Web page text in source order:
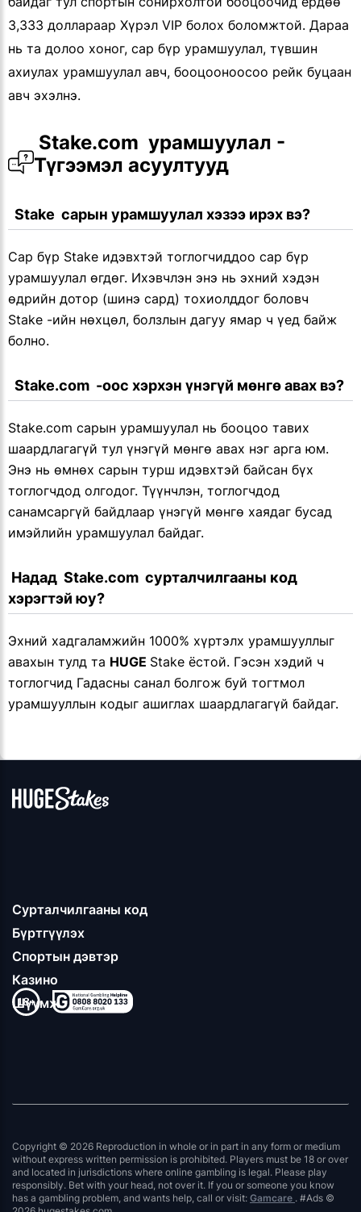
3,333 доллараар Хүрэл VIP болох боломжтой. Дараа
нь та долоо хоног, сар бүр урамшуулал, түвшин
ахиулах урамшуулал авч, бооцооноосоо рейк буцаан
авч эхэлнэ.
Түгээмэл асуултууд
  Stake  сарын урамшуулал хэзээ ирэх вэ?
Сар бүр Stake идэвхтэй тоглогчиддоо сар бүр
урамшуулал өгдөг. Ихэвчлэн энэ нь эхний хэдэн
өдрийн дотор (шинэ сард) тохиолддог боловч
Stake -ийн нөхцөл, болзлын дагуу ямар ч үед байж
болно.
  Stake.com  -оос хэрхэн үнэгүй мөнгө авах вэ?
Stake.com сарын урамшуулал нь бооцоо тавих
шаардлагагүй тул үнэгүй мөнгө авах нэг арга юм.
Энэ нь өмнөх сарын турш идэвхтэй байсан бүх
тоглогчдод олгодог. Түүнчлэн, тоглогчдод
санамсаргүй байдлаар үнэгүй мөнгө хаядаг бусад
имэйлийн урамшуулал байдаг.
хэрэгтэй юу?
Эхний хадгаламжийн 1000% хүртэлх урамшууллыг
авахын тулд та HUGE Stake ёстой. Гэсэн хэдий ч
тоглогчид Гадасны санал болгож буй тогтмол
урамшууллын кодыг ашиглах шаардлагагүй байдаг.
Сурталчилгааны код
Бүртгүүлэх
Спортын дэвтэр
Казино
Шүүмж
Copyright © 2026 Reproduction in whole or in part in any form or medium
without express written permission is prohibited. Players must be 18 or over
and located in jurisdictions where online gambling is legal. Please play
responsibly. Bet with your head, not over it. If you or someone you know
has a gambling problem, and wants help, call or visit: Gamcare . #Ads ©